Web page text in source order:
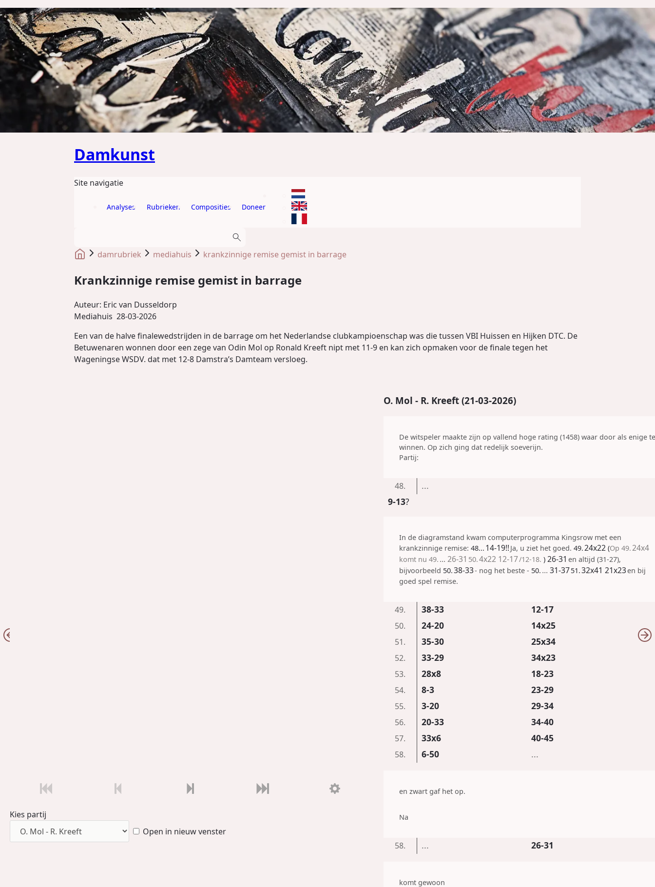
GA DIRECT NAAR DE CONTENT
Damkunst
Site navigatie
Analyses Rubrieken Composities Doneer
damrubriek mediahuis krankzinnige remise gemist in barrage
Krankzinnige remise gemist in barrage
Auteur: Eric van Dusseldorp
Mediahuis 28-03-2026
Een van de halve finalewedstrijden in de barrage om het Nederlandse clubkampioenschap was die tussen VBI Huissen en Hijken DTC. De
Betuwenaren wonnen door een zege van Odin Mol op Ronald Kreeft nipt met 11-9 en kan zich opmaken voor de finale tegen het
Wageningse WSDV. dat met 12-8 Damstra’s Damteam versloeg.
Kies partij
Open in nieuw venster
O. Mol - R. Kreeft (21-03-2026)
De witspeler maakte zijn op vallend hoge rating (1458) waar door als enige
winnen. Op zich ging dat redelijk soeverijn.
Partij:
48.
...
9-13?
In de diagramstand kwam computerprogramma Kingsrow met een
krankzinnige remise:48... 14-19!! Ja, u ziet het goed.49.24x22 Op49.24x4
komt nu49. ... 26-31 50.4x22 12-17/12-18. 26-31 en altijd (31-27),
bijvoorbeeld 50.38-33- nog het beste - 50. ... 31-3751.32x41 21x23en bij
goed spel remise.
49. 38-33 12-17
50. 24-20 14x25
51. 35-30 25x34
52. 33-29 34x23
53. 28x8 18-23
54. 8-3 23-29
55. 3-20 29-34
56. 20-33 34-40
57. 33x6 40-45
58. 6-50 ...
en zwart gaf het op.
Na
58. ... 26-31
komt gewoon